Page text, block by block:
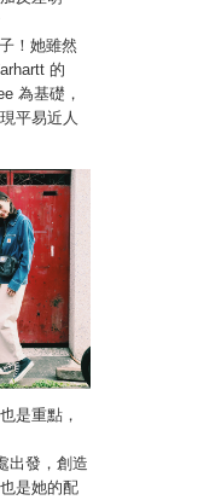
！她雖然
的
為基礎，
平易近人
是重點，
出發，創造
是她的配